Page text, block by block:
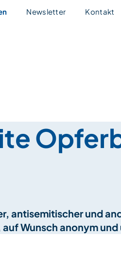
Newsletter Kontakt
antisemitischer und
Wunsch anonym